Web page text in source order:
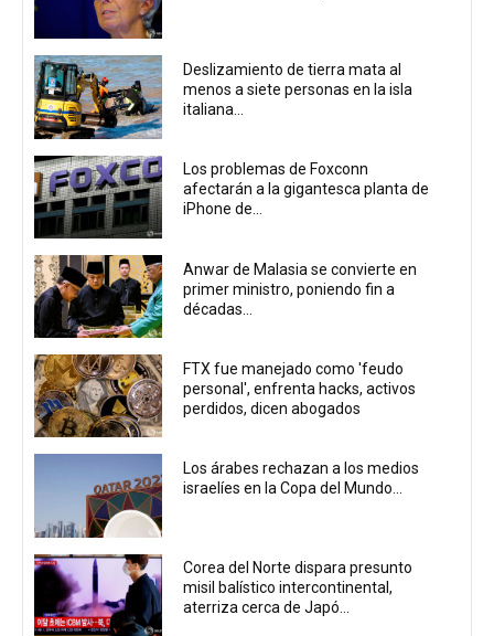
Deslizamiento de tierra mata al
menos a siete personas en la isla
italiana...
Los problemas de Foxconn
afectarán a la gigantesca planta de
iPhone de...
Anwar de Malasia se convierte en
primer ministro, poniendo fin a
décadas...
FTX fue manejado como 'feudo
personal', enfrenta hacks, activos
perdidos, dicen abogados
Los árabes rechazan a los medios
israelíes en la Copa del Mundo...
Corea del Norte dispara presunto
misil balístico intercontinental,
aterriza cerca de Japó...